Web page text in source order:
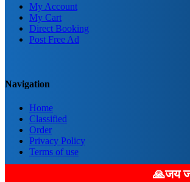
My Account
My Cart
Direct Booking
Post Free Ad
Navigation
Home
Classified
Order
Privacy Policy
Terms of use
🙏जय जगन्नाथ 💼 स्वरोजगार का